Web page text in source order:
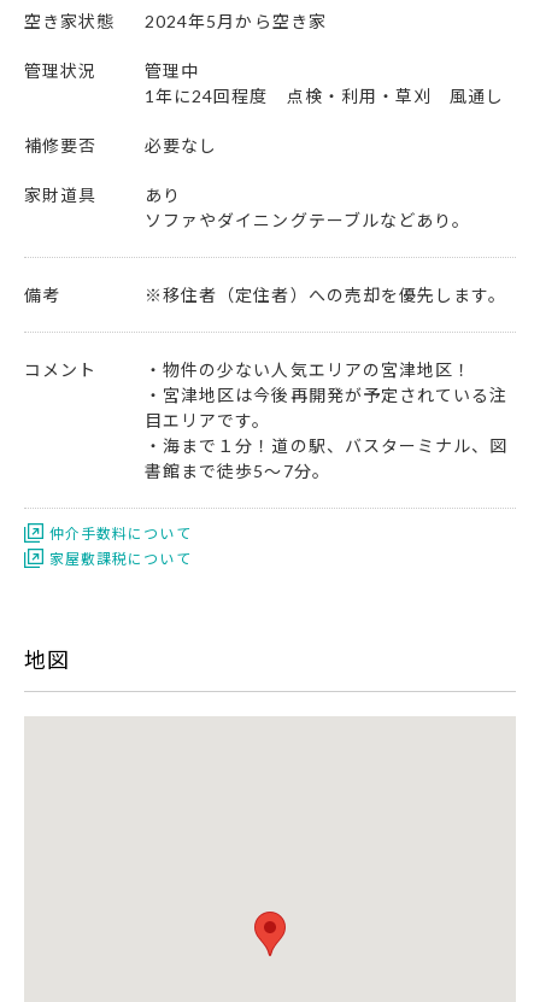
空き家状態 2024年5月から空き家
管理状況
管理中
1年に24回程度 点検・利用・草刈 風通し
補修要否 必要なし
家財道具
あり
ソファやダイニングテーブルなどあり。
備考 ※移住者（定住者）への売却を優先します。
コメント
・物件の少ない人気エリアの宮津地区！
・宮津地区は今後再開発が予定されている注
目エリアです。
・海まで１分！道の駅、バスターミナル、図
書館まで徒歩5～7分。
仲介手数料について
家屋敷課税について
地図